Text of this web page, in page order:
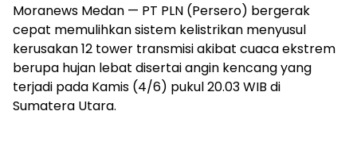
Moranews Medan — PT PLN (Persero) bergerak
cepat memulihkan sistem kelistrikan menyusul
kerusakan 12 tower transmisi akibat cuaca ekstrem
berupa hujan lebat disertai angin kencang yang
terjadi pada Kamis (4/6) pukul 20.03 WIB di
Sumatera Utara.